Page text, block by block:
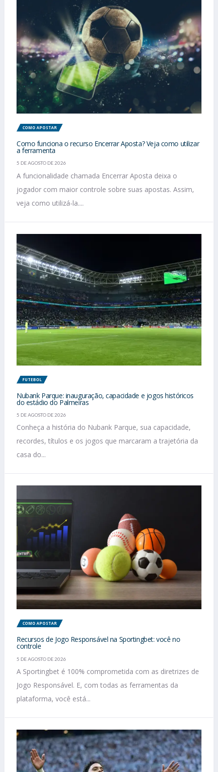
COMO APOSTAR
Como funciona o recurso Encerrar Aposta? Veja como utilizar
a ferramenta
5 DE AGOSTO DE 2026
A funcionalidade chamada Encerrar Aposta deixa o
jogador com maior controle sobre suas apostas. Assim,
veja como utilizá-la....
FUTEBOL
Nubank Parque: inauguração, capacidade e jogos históricos
do estádio do Palmeiras
5 DE AGOSTO DE 2026
Conheça a história do Nubank Parque, sua capacidade,
recordes, títulos e os jogos que marcaram a trajetória da
casa do...
COMO APOSTAR
Recursos de Jogo Responsável na Sportingbet: você no
controle
5 DE AGOSTO DE 2026
A Sportingbet é 100% comprometida com as diretrizes de
Jogo Responsável. E, com todas as ferramentas da
plataforma, você está...